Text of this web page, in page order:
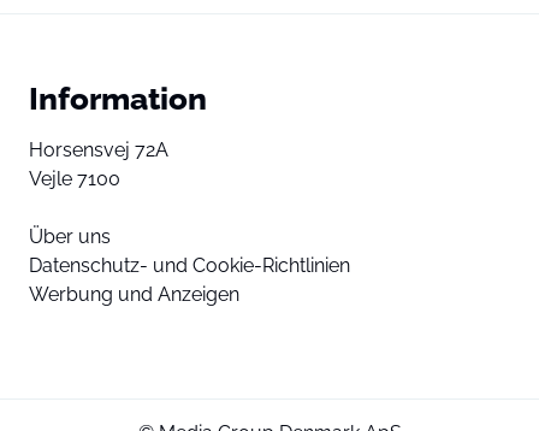
Information
Horsensvej 72A
Vejle 7100
Über uns
Datenschutz- und Cookie-Richtlinien
Werbung und Anzeigen